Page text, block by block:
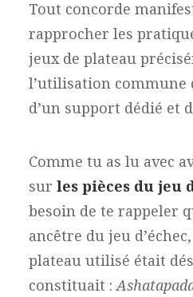
Tout concorde
rapprocher les
jeux de plateau
l’utilisation commune
d’un support dédié et
Comme tu as lu avec
sur les pièces du jeu
besoin de te rappeler
ancêtre du jeu
plateau utilisé était
constituait :